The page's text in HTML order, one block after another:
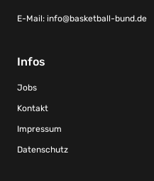
E-Mail: info@basketball-bund.de
Infos
Jobs
Kontakt
Impressum
Datenschutz